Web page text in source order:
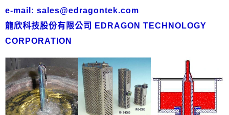
e-mail: sales@edragontek.com
龍欣科技股份有限公司
EDRAGON TECHNOLOGY
CORPORATION